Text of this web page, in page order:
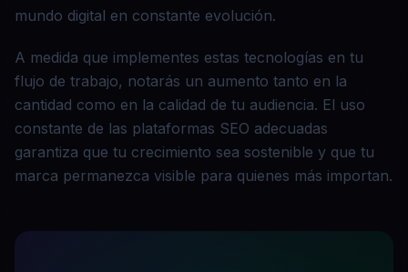
mundo digital en constante evolución.
A medida que implementes estas tecnologías en tu
flujo de trabajo, notarás un aumento tanto en la
cantidad como en la calidad de tu audiencia. El uso
constante de las plataformas SEO adecuadas
garantiza que tu crecimiento sea sostenible y que tu
marca permanezca visible para quienes más importan.